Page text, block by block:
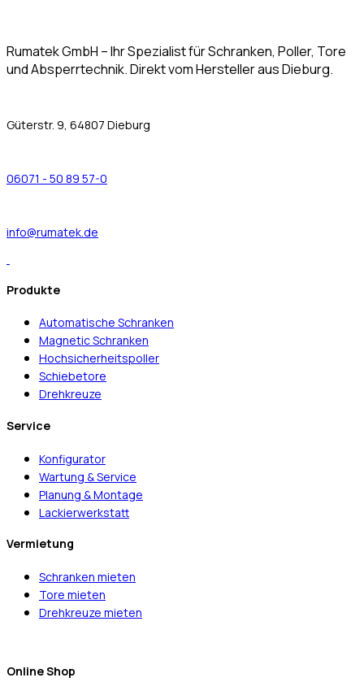
Rumatek GmbH – Ihr Spezialist für Schranken, Poller, Tore
und Absperrtechnik. Direkt vom Hersteller aus Dieburg.
Güterstr. 9, 64807 Dieburg
06071 - 50 89 57-0
info@rumatek.de
Produkte
Automatische Schranken
Magnetic Schranken
Hochsicherheitspoller
Schiebetore
Drehkreuze
Service
Konfigurator
Wartung & Service
Planung & Montage
Lackierwerkstatt
Vermietung
Schranken mieten
Tore mieten
Drehkreuze mieten
Online Shop